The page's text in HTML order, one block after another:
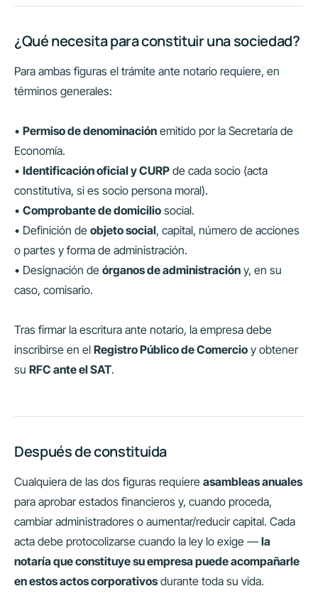
¿Qué necesita para constituir una sociedad?
Para ambas figuras el trámite ante notario requiere, en
términos generales:
• Permiso de denominación emitido por la Secretaría de
Economía.
• Identificación oficial y CURP de cada socio (acta
constitutiva, si es socio persona moral).
• Comprobante de domicilio social.
• Definición de objeto social, capital, número de acciones
o partes y forma de administración.
• Designación de órganos de administración y, en su
caso, comisario.
Tras firmar la escritura ante notario, la empresa debe
inscribirse en el Registro Público de Comercio y obtener
su RFC ante el SAT.
Después de constituida
Cualquiera de las dos figuras requiere asambleas anuales
para aprobar estados financieros y, cuando proceda,
cambiar administradores o aumentar/reducir capital. Cada
acta debe protocolizarse cuando la ley lo exige — la
notaría que constituye su empresa puede acompañarle
en estos actos corporativosdurante toda su vida.